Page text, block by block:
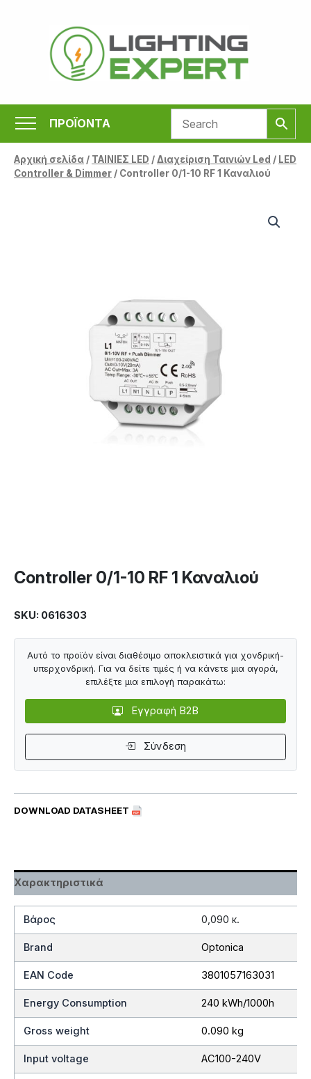
περιεχόμενο
ΠΡΟΪΟΝΤΑ
Αρχική σελίδα/ ΤΑΙΝΙΕΣ LED /Διαχείριση Ταινιών Led / LED
Controller & Dimmer/ Controller 0/1-10 RF 1 Καναλιού
Controller 0/1-10 RF 1 Καναλιού
SKU: 0616303
DOWNLOAD DATASHEET
Αυτό το προϊόν είναι διαθέσιμο αποκλειστικά για χονδρική-
υπερχονδρική. Για να δείτε τιμές ή να κάνετε μια αγορά,
επιλέξτε μια επιλογή παρακάτω:
Εγγραφή B2B
Σύνδεση
Χαρακτηριστικά
Βάρος 0,090 κ.
Brand Optonica
EAN Code 3801057163031
Energy Consumption 240 kWh/1000h
Gross weight 0.090 kg
Input voltage AC100-240V